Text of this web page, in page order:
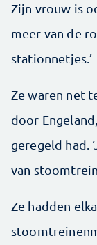
Zijn vrouw is
meer van de
stationnetjes.’
Ze waren net
door
geregeld had.
van
Ze hadden